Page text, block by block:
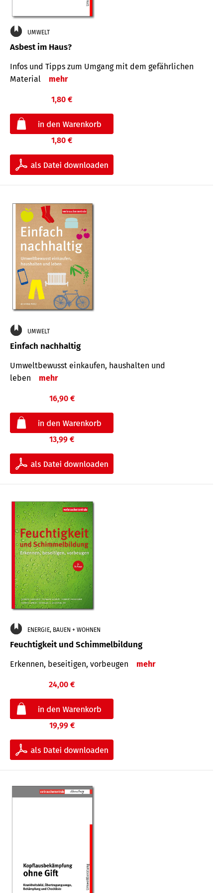
UMWELT
Asbest im Haus?
Infos und Tipps zum Um­gang mit dem ge­fähr­lichen
Mate­rial
mehr
1,80 €
1,80 €
UMWELT
Einfach nachhaltig
Umweltbewusst einkaufen, haushalten und
leben
mehr
16,90 €
13,99 €
ENERGIE, BAUEN + WOHNEN
Feuchtigkeit und Schimmelbildung
Erkennen, beseitigen, vorbeugen mehr
24,00 €
19,99 €